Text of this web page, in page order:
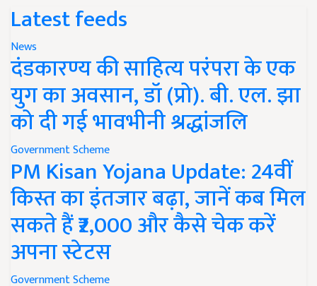
Latest feeds
News
दंडकारण्य की साहित्य परंपरा के एक
युग का अवसान, डॉ (प्रो). बी. एल. झा
को दी गई भावभीनी श्रद्धांजलि
Government Scheme
PM Kisan Yojana Update: 24वीं
किस्त का इंतजार बढ़ा, जानें कब मिल
सकते हैं ₹2,000 और कैसे चेक करें
अपना स्टेटस
Government Scheme